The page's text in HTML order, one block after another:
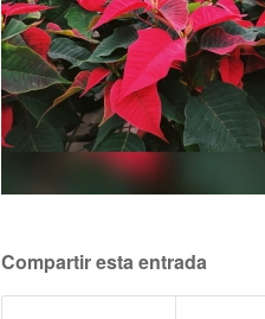
Compartir esta entrada